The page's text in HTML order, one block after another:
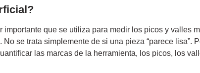
importante que se utiliza para medir los picos y valles
se trata simplemente de si una pieza “parece lisa”.
las marcas de la herramienta, los picos, los